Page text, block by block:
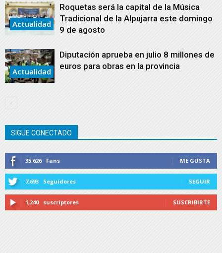
Actualidad
Roquetas será la capital de la Música
Tradicional de la Alpujarra este domingo
9 de agosto
Actualidad
Diputación aprueba en julio 8 millones de
euros para obras en la provincia
SIGUE CONECTADO
35,626 Fans ME GUSTA
7,693 Seguidores SEGUIR
1,240 suscriptores SUSCRIBIRTE